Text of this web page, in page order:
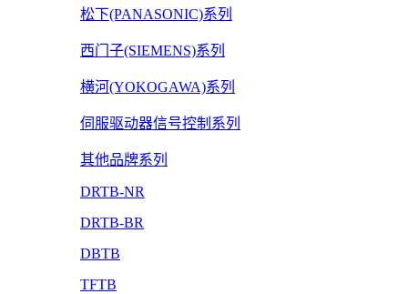
松下(PANASONIC)系列
西门子(SIEMENS)系列
横河(YOKOGAWA)系列
伺服驱动器信号控制系列
其他品牌系列
DRTB-NR
DRTB-BR
DBTB
TFTB